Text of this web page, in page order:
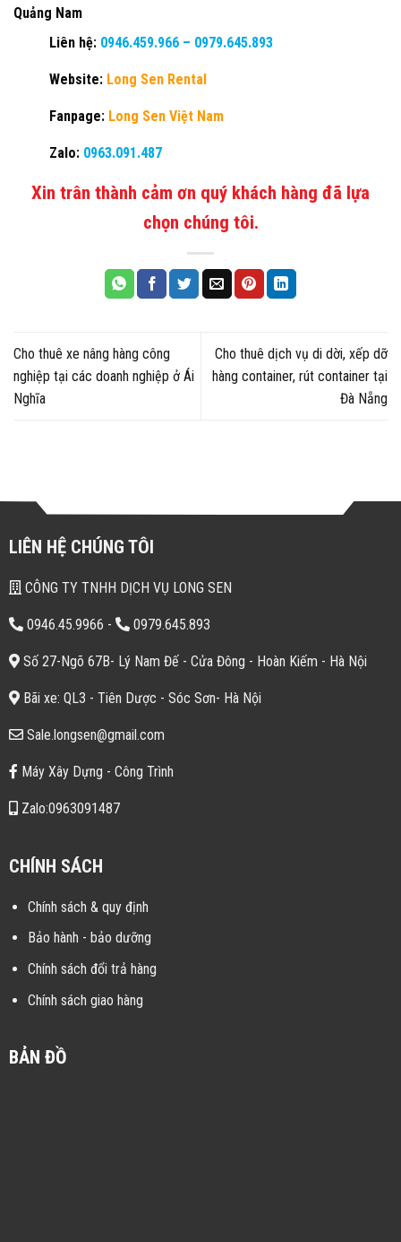
Quảng Nam
Liên hệ: 0946.459.966 – 0979.645.893
Website: Long Sen Rental
Fanpage: Long Sen Việt Nam
Zalo: 0963.091.487
Xin trân thành cảm ơn quý khách hàng đã lựa
chọn chúng tôi.
Cho thuê xe nâng hàng công
nghiệp tại các doanh nghiệp ở Ái
Nghĩa
Cho thuê dịch vụ di dời, xếp dỡ
hàng container, rút container tại
Đà Nẵng
LIÊN HỆ CHÚNG TÔI
CÔNG TY TNHH DỊCH VỤ LONG SEN
0946.45.9966 - 0979.645.893
Số 27-Ngõ 67B- Lý Nam Đế - Cửa Đông - Hoàn Kiếm - Hà Nội
Bãi xe: QL3 - Tiên Dược - Sóc Sơn- Hà Nội
Sale.longsen@gmail.com
Máy Xây Dựng - Công Trình
Zalo:0963091487
CHÍNH SÁCH
Chính sách & quy định
Bảo hành - bảo dưỡng
Chính sách đổi trả hàng
Chính sách giao hàng
BẢN ĐỒ